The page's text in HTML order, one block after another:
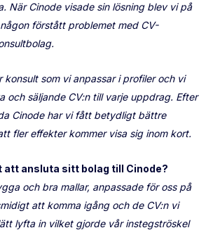
När Cinode visade sin lösning blev vi på
förstått problemet med CV-
konsult som vi anpassar i profiler och vi
och säljande CV:n till varje uppdrag. Efter
Cinode har vi fått betydligt bättre
fler effekter kommer visa sig inom kort.
att ansluta sitt bolag till Cinode?
och bra mallar, anpassade för oss på
att komma igång och de CV:n vi
lyfta in vilket gjorde vår instegströskel